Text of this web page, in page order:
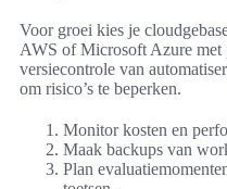
Voor groei kies je
AWS of Microsoft Azure met
versiecontrole van
om risico’s te beperken.
Monitor kosten en
Maak backups van
Plan